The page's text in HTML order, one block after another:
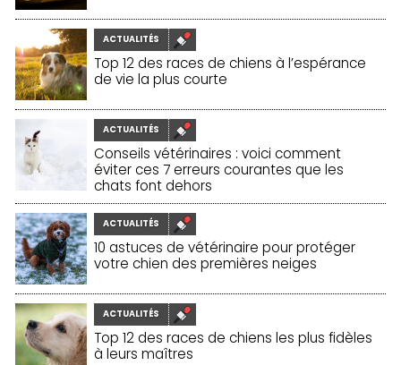
ACTUALITÉS
Top 12 des races de chiens à l’espérance
de vie la plus courte
ACTUALITÉS
Conseils vétérinaires : voici comment
éviter ces 7 erreurs courantes que les
chats font dehors
ACTUALITÉS
10 astuces de vétérinaire pour protéger
votre chien des premières neiges
ACTUALITÉS
Top 12 des races de chiens les plus fidèles
à leurs maîtres